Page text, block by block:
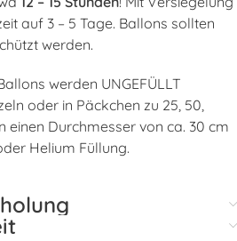
auf 3 – 5 Tage. Ballons sollten
werden.
werden UNGEFÜLLT
oder in Päckchen zu 25, 50,
einen Durchmesser von ca. 30 cm
Helium Füllung.